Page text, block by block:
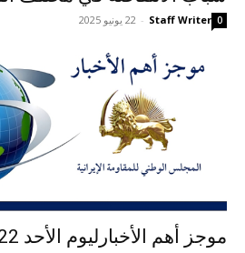
Staff Writer
- 22 يونيو 2025 0
موجز أهم الأخبارلیوم الأحد 22 يونيو